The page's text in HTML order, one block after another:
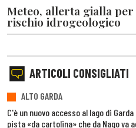
Meteo, allerta gialla
rischio idrogeologico
ARTICOLI CONSIGLIATI
ALTO GARDA
C'è un nuovo accesso al lago di
pista «da cartolina» che da Nago va